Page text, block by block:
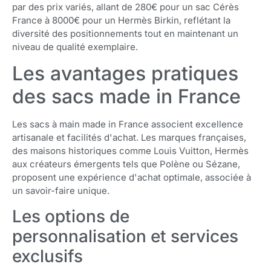
par des prix variés, allant de 280€ pour un sac Cérès
France à 8000€ pour un Hermès Birkin, reflétant la
diversité des positionnements tout en maintenant un
niveau de qualité exemplaire.
Les avantages pratiques
des sacs made in France
Les sacs à main made in France associent excellence
artisanale et facilités d'achat. Les marques françaises,
des maisons historiques comme Louis Vuitton, Hermès
aux créateurs émergents tels que Polène ou Sézane,
proposent une expérience d'achat optimale, associée à
un savoir-faire unique.
Les options de
personnalisation et services
exclusifs